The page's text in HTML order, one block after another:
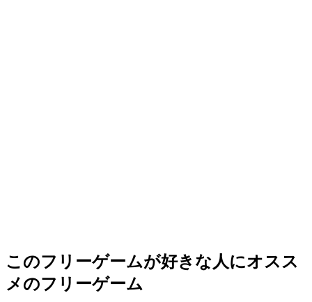
このフリーゲームが好きな人にオスス
メのフリーゲーム